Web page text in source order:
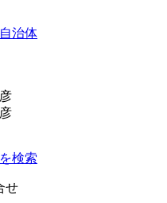
自治体
検索
せ